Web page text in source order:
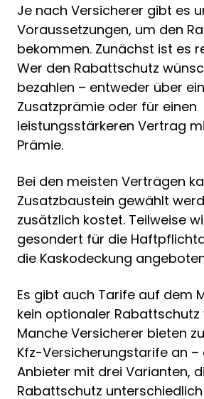
Je nach Versicherer gibt es
Voraussetzungen, um den
bekommen. Zunächst ist es
Wer den Rabattschutz
bezahlen – entweder über
Zusatzprämie oder für einen
leistungsstärkeren Vertrag
Prämie.
Bei den meisten Verträgen
Zusatzbaustein gewählt
zusätzlich kostet. Teilweise
gesondert für die
die Kaskodeckung
Es gibt auch Tarife auf dem
kein optionaler Rabattschutz
Manche Versicherer bieten
Kfz-Versicherungstarife an –
Anbieter mit drei Varianten,
Rabattschutz